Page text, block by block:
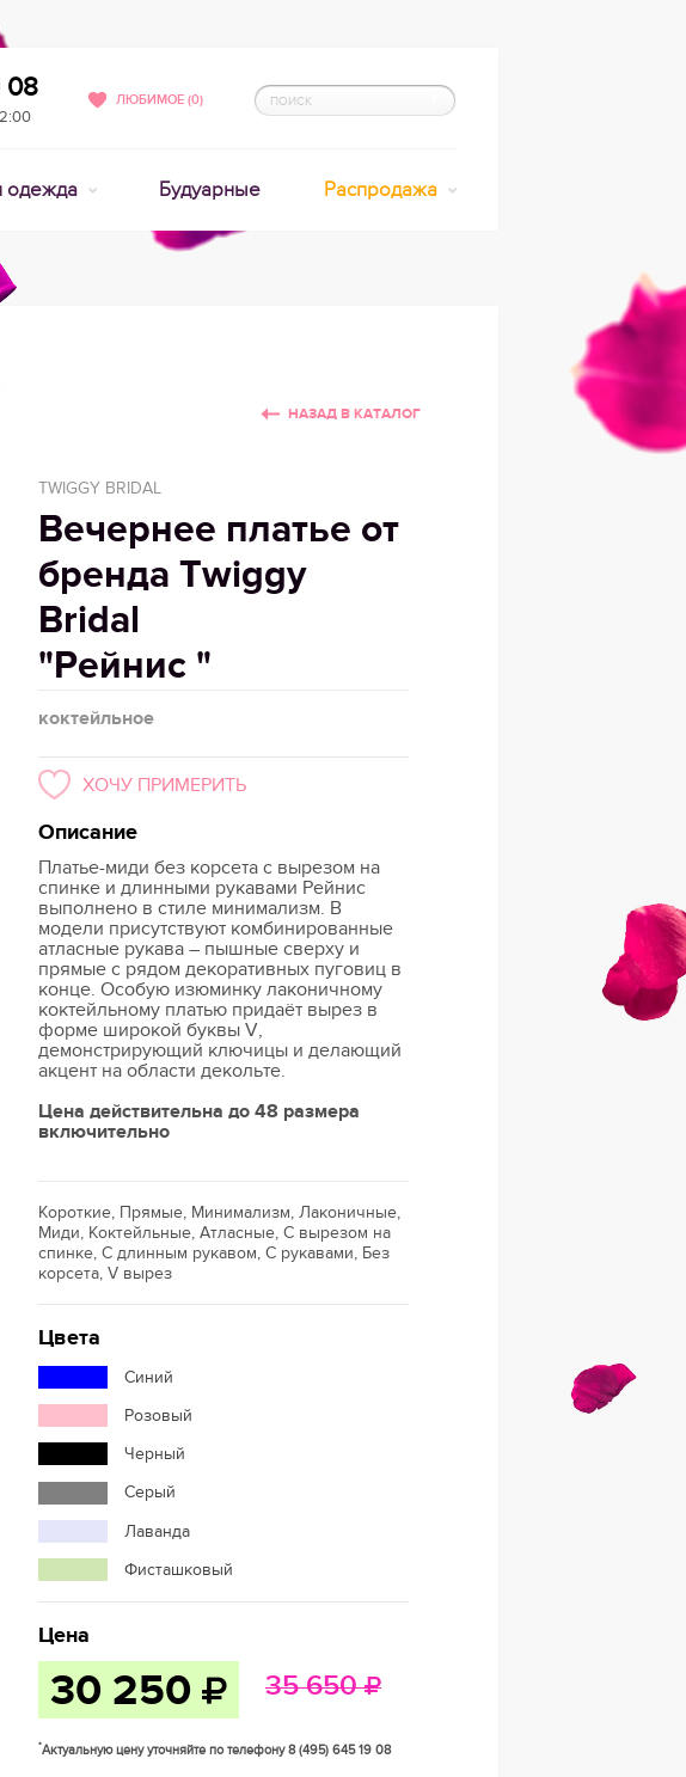
08 ЛЮБИМОЕ (0)
одежда Будуарные Распродажа
НАЗАД В КАТАЛОГ
TWIGGY BRIDAL
Вечернее платье от
бренда Twiggy
Bridal
"Рейнис "
коктейльное
ХОЧУ ПРИМЕРИТЬ
Описание
Платье-миди без корсета с вырезом на
спинке и длинными рукавами Рейнис
выполнено в стиле минимализм. В
модели присутствуют комбинированные
атласные рукава – пышные сверху и
прямые с рядом декоративных пуговиц в
конце. Особую изюминку лаконичному
коктейльному платью придаёт вырез в
форме широкой буквы V,
демонстрирующий ключицы и делающий
акцент на области декольте.
Цена действительна до 48 размера
включительно
Короткие, Прямые, Минимализм, Лаконичные,
Миди, Коктейльные, Атласные, С вырезом на
спинке, С длинным рукавом, С рукавами, Без
корсета, V вырез
Цвета
Синий
Розовый
Черный
Серый
Лаванда
Фисташковый
Цена
30 250 35 650
*Актуальную цену уточняйте по телефону 8 (495) 645 19 08